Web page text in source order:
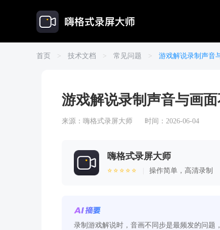
首页 > 技术文档 > 常见问题 > 游戏解说录制声音
游戏解说录制声音与画
来源： 嗨格式录屏大师 时间：2026-06-04
嗨格式录屏大师
⭐⭐⭐⭐⭐ 操作简单，高清录制
录制游戏解说时，音画不同步是最频发的问题